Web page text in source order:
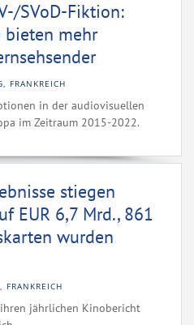
SVoD-Fiktion:
bieten mehr
FRANKREICH
in der audiovisuellen
im Zeitraum 2015-2022.
stiegen
EUR 6,7 Mrd., 861
wurden
FRANKREICH
jährlichen Kinobericht